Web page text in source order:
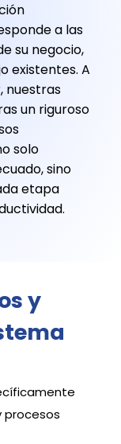
a las
su negocio,
existentes. A
nuestras
un riguroso
solo
sino
etapa
y
procesos